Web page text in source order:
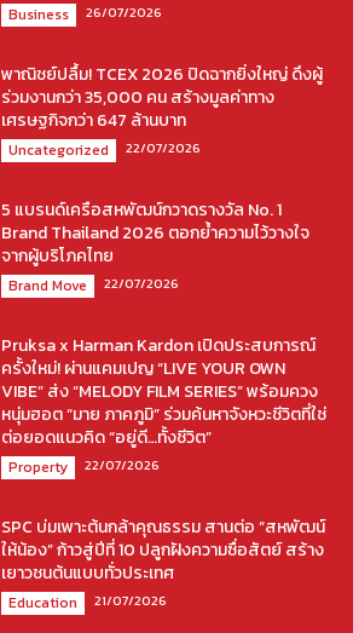
Business 26/07/2026
พาณิชย์ปลื้ม! TCEX 2026 ปิดฉากยิ่งใหญ่ ดึงผู้
ร่วมงานกว่า 35,000 คน สร้างมูลค่าทาง
เศรษฐกิจกว่า 647 ล้านบาท
Uncategorized 22/07/2026
5 แบรนด์เครือสหพัฒน์กวาดรางวัล No. 1
Brand Thailand 2026 ตอกย้ำความไว้วางใจ
จากผู้บริโภคไทย
Brand Move 22/07/2026
Pruksa x Harman Kardon เปิดประสบการณ์
ครั้งใหม่! ผ่านแคมเปญ “LIVE YOUR OWN
VIBE” ส่ง “MELODY FILM SERIES” พร้อมควง
หนุ่มฮอต “มาย ภาคภูมิ” ร่วมค้นหาจังหวะชีวิตที่ใช่
ต่อยอดแนวคิด “อยู่ดี…ทั้งชีวิต”
Property 22/07/2026
SPC บ่มเพาะต้นกล้าคุณธรรม สานต่อ “สหพัฒน์
ให้น้อง” ก้าวสู่ปีที่ 10 ปลูกฝังความซื่อสัตย์ สร้าง
เยาวชนต้นแบบทั่วประเทศ
Education 21/07/2026